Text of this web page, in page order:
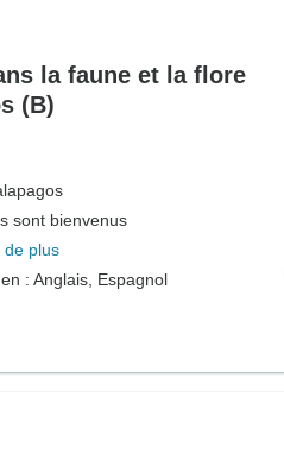
la faune et la flore
(B)
sont bienvenus
de plus
: Anglais, Espagnol